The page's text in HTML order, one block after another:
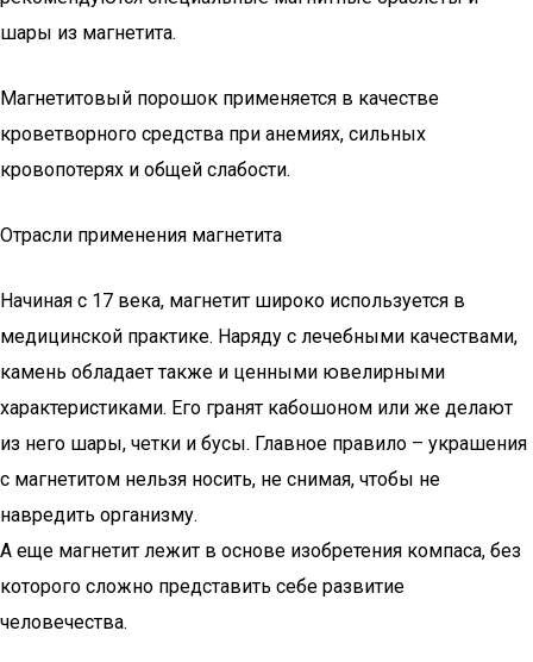
шары из магнетита.
Магнетитовый порошок применяется в качестве
кроветворного средства при анемиях, сильных
кровопотерях и общей слабости.
Отрасли применения магнетита
Начиная с 17 века, магнетит широко используется в
медицинской практике. Наряду с лечебными качествами,
камень обладает также и ценными ювелирными
характеристиками. Его гранят кабошоном или же делают
из него шары, четки и бусы. Главное правило – украшения
с магнетитом нельзя носить, не снимая, чтобы не
навредить организму.
А еще магнетит лежит в основе изобретения компаса, без
которого сложно представить себе развитие
человечества.